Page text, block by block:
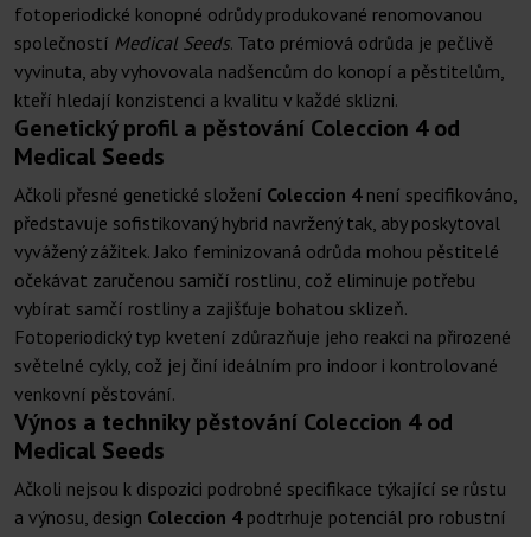
fotoperiodické konopné odrůdy produkované renomovanou
společností Medical Seeds. Tato prémiová odrůda je pečlivě
vyvinuta, aby vyhovovala nadšencům do konopí a pěstitelům,
kteří hledají konzistenci a kvalitu v každé sklizni.
Genetický profil a pěstování Coleccion 4 od
Medical Seeds
Ačkoli přesné genetické složení Coleccion 4není specifikováno,
představuje sofistikovaný hybrid navržený tak, aby poskytoval
vyvážený zážitek. Jako feminizovaná odrůda mohou pěstitelé
očekávat zaručenou samičí rostlinu, což eliminuje potřebu
vybírat samčí rostliny a zajišťuje bohatou sklizeň.
Fotoperiodický typ kvetení zdůrazňuje jeho reakci na přirozené
světelné cykly, což jej činí ideálním pro indoor i kontrolované
venkovní pěstování.
Výnos a techniky pěstování Coleccion 4 od
Medical Seeds
Ačkoli nejsou k dispozici podrobné specifikace týkající se růstu
a výnosu, design Coleccion 4podtrhuje potenciál pro robustní